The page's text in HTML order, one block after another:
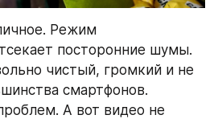
Режим
посторонние шумы.
чистый, громкий и не
смартфонов.
А вот видео не